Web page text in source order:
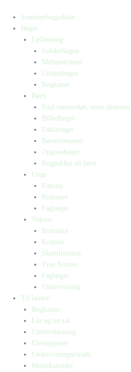
Sommerbogpakker
Bøger
Letlæsning
Indskolingen
Mellemtrinnet
Udskolingen
Bogkasser
Børn
Små mennesker, store drømme
Billedbøger
Faktabøger
Børneromaner
Opgavebøger
Bogpakker til børn
Unge
Fantasy
Romaner
Fagbøger
Voksne
Romance
Krimier
Skønlitteratur
True Stories
Fagbøger
Undervisning
Til lærere
Bogkasser
Lix og let-tal
Universlæsning
Elevopgaver
Undervisningsforløb
Messekalender